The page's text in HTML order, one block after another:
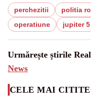
perchezitii politia
operatiune
jupiter 5
Urmărește știrile
News
CELE MAI CITITE